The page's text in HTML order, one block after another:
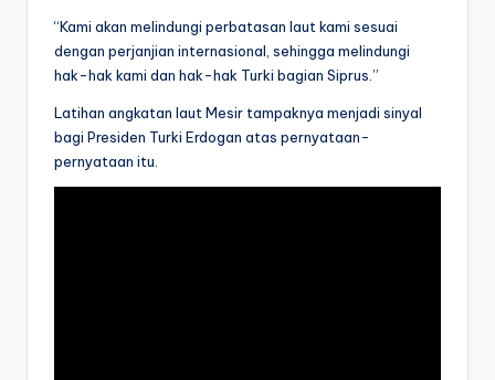
“Kami akan melindungi perbatasan laut kami sesuai
dengan perjanjian internasional, sehingga melindungi
hak-hak kami dan hak-hak Turki bagian Siprus.”
Latihan angkatan laut Mesir tampaknya menjadi sinyal
bagi Presiden Turki Erdogan atas pernyataan-
pernyataan itu.